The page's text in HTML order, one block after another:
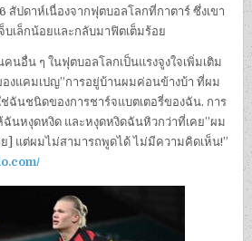
สัปดาห์เนื่องจากฟุตบอลโลกที่กาตาร์ ซึ่งเขา
บเล็กน้อยและกลับมาฟิตเต็มร้อย
นอื่น ๆ ในฟุตบอลโลกเป็นแรงจูงใจเพิ่มเติม
องแคมเปญ”การอยู่บ้านผมค่อนข้างบ้า ที่ผม
ฉันชนิดของการชาร์จแบตเตอรี่ของฉัน. การ
นหงุดหงิด และหงุดหงิดฉันหิวกว่าที่เคย”ผม
] แต่ผมไม่สามารถพูดได้ ไม่มีความคิดเห็น!”